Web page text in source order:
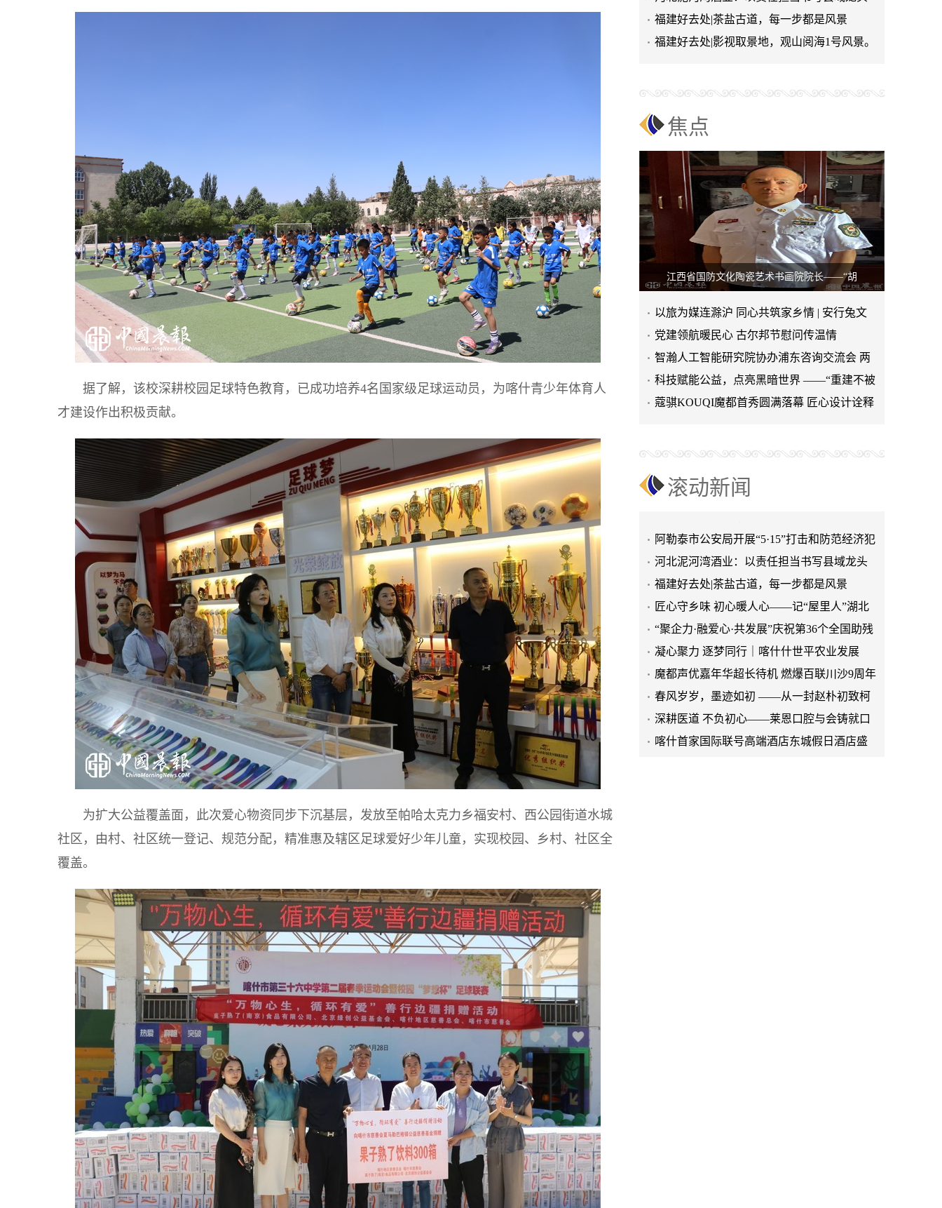
据了解，该校深耕校园足球特色教育，已成功培养4名国家级足球运动员，为喀什青少年体育人
才建设作出积极贡献。
为扩大公益覆盖面，此次爱心物资同步下沉基层，发放至帕哈太克力乡福安村、西公园街道水城
社区，由村、社区统一登记、规范分配，精准惠及辖区足球爱好少年儿童，实现校园、乡村、社区全
覆盖。
企业发展新篇
福建好去处|茶盐古道，每一步都是风景
福建好去处|影视取景地，观山阅海1号风景。
焦点
江西省国防文化陶瓷艺术书画院院长——“胡
以旅为媒连滁沪 同心共筑家乡情 | 安行兔文
旅助力上海市滁州商会
党建领航暖民心 古尔邦节慰问传温情
智瀚人工智能研究院协办浦东咨询交流会 两
大新质生产力白皮书重
​科技赋能公益，点亮黑暗世界 ——“重建不被
遗忘的光” 公益眼
蔻骐KOUQI魔都首秀圆满落幕 匠心设计诠释
滚动新闻
​匠心守乡味 初心暖人心——记“屋里人”湖北
菜创始人张旭花
“聚企力·融爱心·共发展”庆祝第36个全国助残
日
凝心聚力 逐梦同行｜喀什什世平农业发展
腔医疗的崛起之路
喀什首家国际联号高端酒店东城假日酒店盛
罪集中宣传活动
河北泥河湾酒业：以责任担当书写县域龙头
企业发展新篇
福建好去处|茶盐古道，每一步都是风景
​匠心守乡味 初心暖人心——记“屋里人”湖北
菜创始人张旭花
“聚企力·融爱心·共发展”庆祝第36个全国助残
日
凝心聚力 逐梦同行｜喀什什世平农业发展
（集团）举行主题团建活动
​魔都声优嘉年华超长待机 燃爆百联川沙9周年
庆
春风岁岁，墨迹如初 ——从一封赵朴初致柯
灵的信说起
深耕医道 不负初心——莱恩口腔与会铸就口
腔医疗的崛起之路
喀什首家国际联号高端酒店东城假日酒店盛
大开业
阿勒泰市公安局开展“5·15”打击和防范经济犯